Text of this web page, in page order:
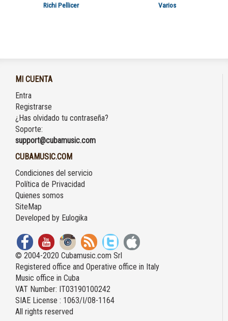
Richi Pellicer
Varios
MI CUENTA
Entra
Registrarse
¿Has olvidado tu contraseña?
Soporte:
support@cubamusic.com
CUBAMUSIC.COM
Condiciones del servicio
Política de Privacidad
Quienes somos
SiteMap
Developed by Eulogika
© 2004-2020 Cubamusic.com Srl
Registered office and Operative office in Italy
Music office in Cuba
VAT Number: IT03190100242
SIAE License : 1063/I/08-1164
All rights reserved